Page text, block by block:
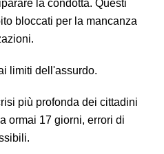
la condotta. Questi
bloccati per la mancanza
limiti dell'assurdo.
più profonda dei cittadini
ormai 17 giorni, errori di